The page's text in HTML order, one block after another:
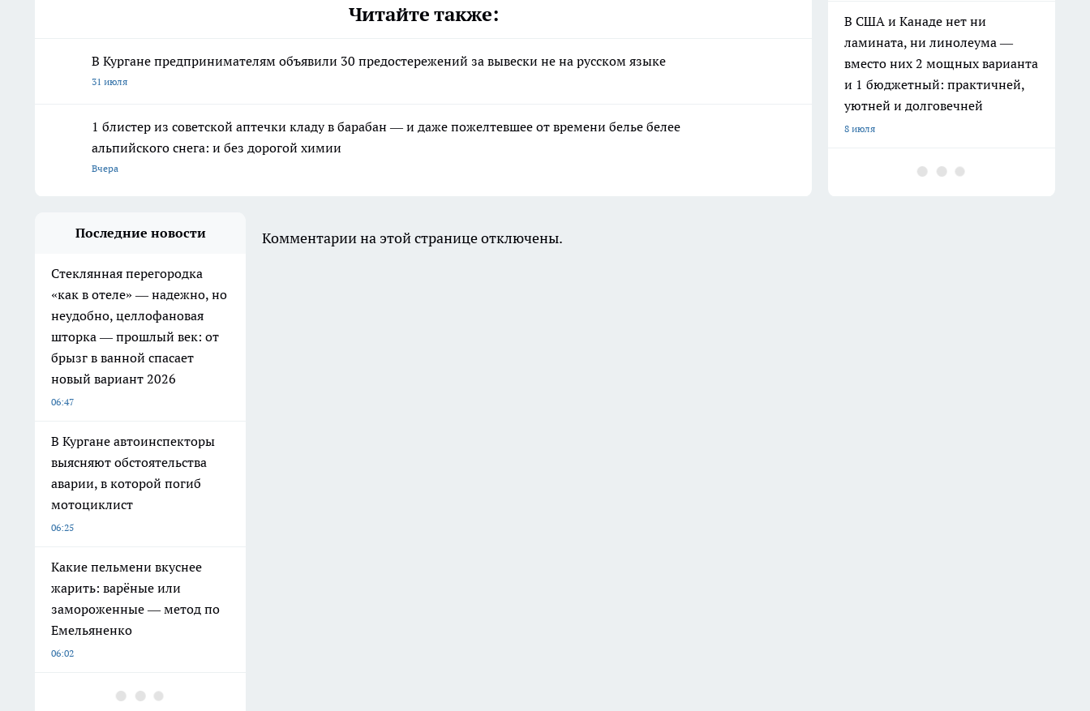
Читайте также:
В Кургане предпринимателям объявили 30 предостережений за вывески не на русском языке
31 июля
1 блистер из советской аптечки кладу в барабан — и даже пожелтевшее от времени белье белее
альпийского снега: и без дорогой химии
Вчера
В США и Канаде нет ни
ламината, ни линолеума —
вместо них 2 мощных варианта
и 1 бюджетный: практичней,
уютней и долговечней
8 июля
Последние новости
Стеклянная перегородка
«как в отеле» — надежно, но
неудобно, целлофановая
шторка — прошлый век: от
брызг в ванной спасает
новый вариант 2026
06:47
В Кургане автоинспекторы
выясняют обстоятельства
аварии, в которой погиб
мотоциклист
06:25
Какие пельмени вкуснее
жарить: варёные или
замороженные — метод по
Емельяненко
06:02
Хозяйки скупают на Авито
Комментарии на этой странице отключены.